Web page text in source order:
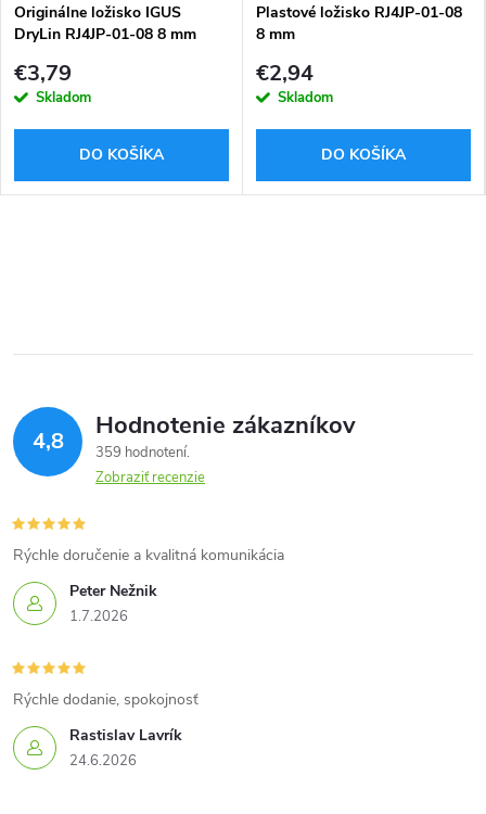
Originálne ložisko IGUS
DryLin RJ4JP-01-08 8 mm
€3,79
Skladom
DO KOŠÍKA
Plastové ložisko RJ4JP-01-08
8 mm
€2,94
Skladom
DO KOŠÍKA
4,8 Hodnotenie zákazníkov
359 hodnotení
Zobraziť recenzie
Peter Nežnik
1.7.2026
Rýchle doručenie a kvalitná komunikácia
Rastislav Lavrík
24.6.2026
Rýchle dodanie, spokojnosť